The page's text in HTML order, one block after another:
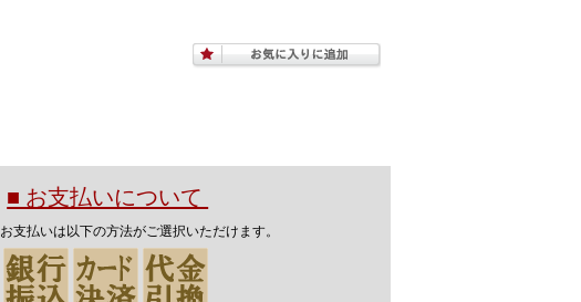
■ お支払いについて
お支払いは以下の方法がご選択いただけます。